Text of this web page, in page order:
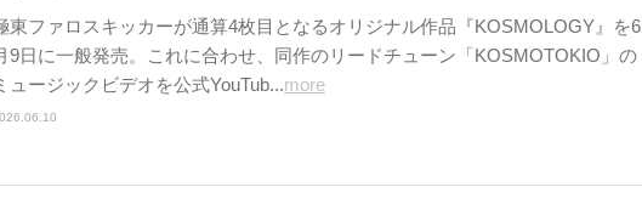
東ファロスキッカーが通算4枚目となるオリジナル作品『KOSMOLOGY』を6
9日に一般発売。これに合わせ、同作のリードチューン「KOSMOTOKIO」の
ュージックビデオを公式YouTub...more